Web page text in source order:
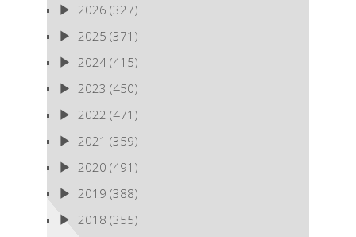
2026 (327)
2025 (371)
2024 (415)
2023 (450)
2022 (471)
2021 (359)
2020 (491)
2019 (388)
2018 (355)